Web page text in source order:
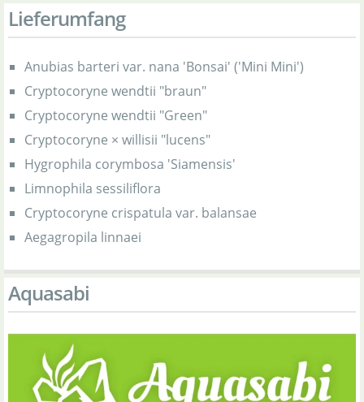
Lieferumfang
Anubias barteri var. nana 'Bonsai' ('Mini Mini')
Cryptocoryne wendtii "braun"
Cryptocoryne wendtii "Green"
Cryptocoryne × willisii "lucens"
Hygrophila corymbosa 'Siamensis'
Limnophila sessiliflora
Cryptocoryne crispatula var. balansae
Aegagropila linnaei
Aquasabi